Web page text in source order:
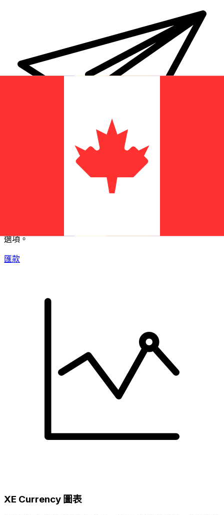
選項。
匯款
XE Currency 圖表